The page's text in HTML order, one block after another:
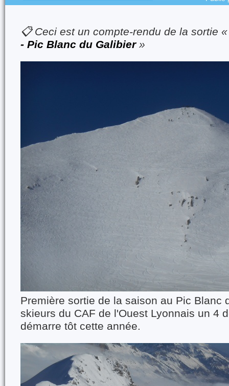
📋 Ceci est un compte-rendu de la sortie
- Pic Blanc du Galibier »
Première sortie de la saison au Pic Blanc
skieurs du CAF de l'Ouest Lyonnais un 4
démarre tôt cette année.